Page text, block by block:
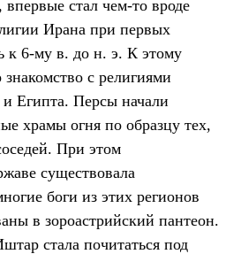
впервые стал чем-то вроде
Ирана при первых
к 6-му в. до н. э. К этому
с религиями
Египта. Персы начали
храмы огня по образцу тех,
При этом
существовала
боги из этих регионов
в зороастрийский пантеон.
стала почитаться под